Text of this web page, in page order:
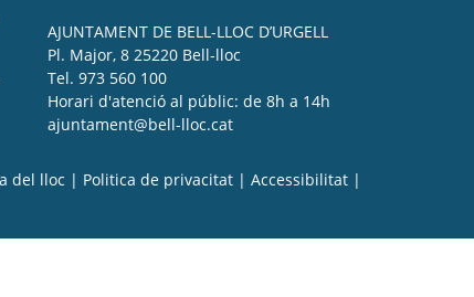
AJUNTAMENT DE BELL-LLOC D’URGELL
Pl. Major, 8 25220 Bell-lloc
Tel. 973 560 100
Horari d'atenció al públic: de 8h a 14h
ajuntament@bell-lloc.cat
del lloc | Politica de privacitat | Accessibilitat |